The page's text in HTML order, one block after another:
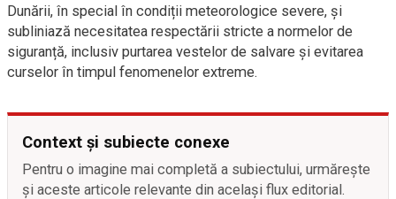
Dunării, în special în condiții meteorologice severe, și
subliniază necesitatea respectării stricte a normelor de
siguranță, inclusiv purtarea vestelor de salvare și evitarea
curselor în timpul fenomenelor extreme.
Context și subiecte conexe
Pentru o imagine mai completă a subiectului, urmărește
și aceste articole relevante din același flux editorial.